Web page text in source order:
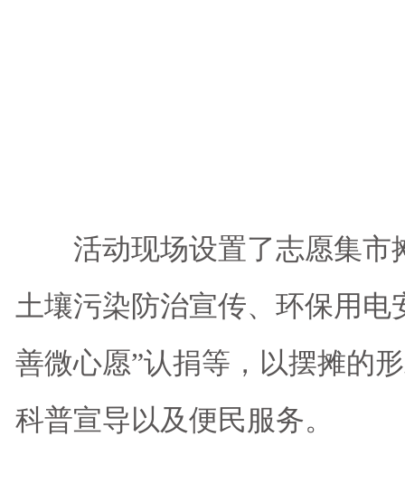
活动现场设置了志愿集市
土壤污染防治宣传、环保用电
善微心愿”认捐等，以摆摊的
科普宣导以及便民服务。